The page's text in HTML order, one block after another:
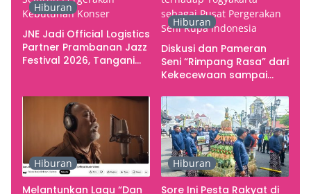
Hiburan
JNE Jadi Official Logistics
Partner Prambanan Jazz
Festival 2026, Tangani
Hiburan
Diskusi dan Pameran
Seni “Rimpang Rasa” dari
Kekecewaan sampai
Yogyakarta sebagai
Pusat Pergerakan Seni
Rupa Indonesia
Hiburan
Melantunkan Lagu “Dan
Hiburan
Sore Ini Pesta Rakyat di